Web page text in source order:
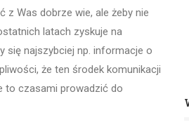
z Was dobrze wie, ale żeby nie
latach zyskuje na
się najszybciej np. informacje o
że ten środek komunikacji
to czasami prowadzić do